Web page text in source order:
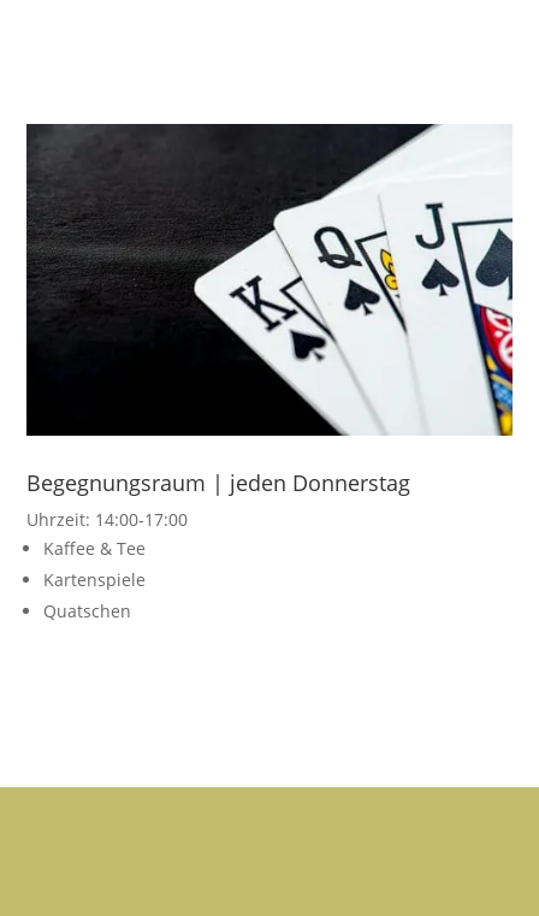
Begegnungsraum | jeden Donnerstag
Uhrzeit: 14:00-17:00
Kaffee & Tee
Kartenspiele
Quatschen